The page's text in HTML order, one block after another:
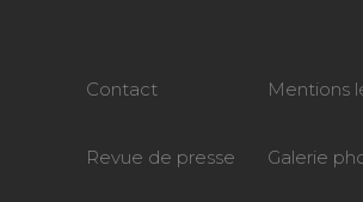
Contact Mentions
Revue de presse Galerie